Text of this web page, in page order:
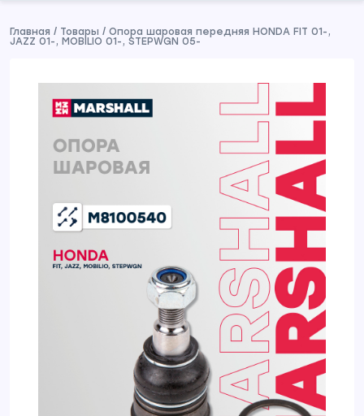
Главная / Товары / Опора шаровая передняя HONDA FIT 01-,
JAZZ 01-, MOBILIO 01-, STEPWGN 05-